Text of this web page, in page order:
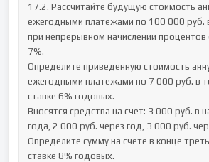
17.2. Рассчитайте будущую стоимость
ежегодными платежами по 100 000 руб.
при непрерывном начислении процентов
7%.
Определите приведенную стоимость
ежегодными платежами по 7 000 руб. в
ставке 6% годовых.
Вносятся средства на счет: 3 000 руб. в
года, 2 000 руб. через год, 3 000 руб.
Определите сумму на счете в конце
ставке 8% годовых.